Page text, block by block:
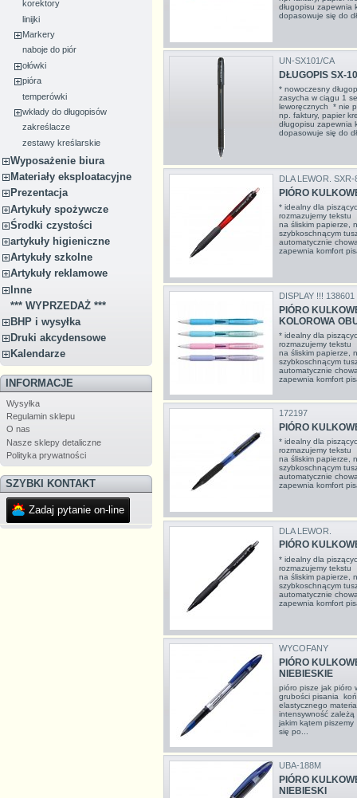
korektory
linijki
Markery
naboje do piór
ołówki
pióra
temperówki
wkłady do długopisów
zakreślacze
zestawy kreślarskie
Wyposażenie biura
Materiały eksploatacyjne
Prezentacja
Artykuły spożywcze
Środki czystości
artykuły higieniczne
Artykuły szkolne
Artykuły reklamowe
Inne
*** WYPRZEDAŻ ***
BHP i wysyłka
Druki akcydensowe
Kalendarze
INFORMACJE
Wysyłka
Regulamin sklepu
O nas
Nasze sklepy detaliczne
Polityka prywatności
SZYBKI KONTAKT
Zadaj pytanie on-line
długopisu
dopasowuje się do
UN-SX101/CA
DŁUGOPIS SX-
* nowoczesny
zasycha w ciągu 1
leworęcznych * nie
np. faktury, papier
długopisu
dopasowuje się do
DLA LEWOR. SXR-
PIÓRO
* idealny dla
rozmazujemy tekstu
na śliskim papierze,
szybkoschnącym
automatycznie
zapewnia komfort
DISPLAY !!! 138601
PIÓRO
KOLOROWA
* idealny dla
rozmazujemy tekstu
na śliskim papierze,
szybkoschnącym
automatycznie
zapewnia komfort
172197
PIÓRO
* idealny dla
rozmazujemy tekstu
na śliskim papierze,
szybkoschnącym
automatycznie
zapewnia komfort
DLA LEWOR.
PIÓRO
* idealny dla
rozmazujemy tekstu
na śliskim papierze,
szybkoschnącym
automatycznie
zapewnia komfort
WYCOFANY
PIÓRO
NIEBIESKIE
pióro pisze jak pióro
grubości pisania
elastycznego
intensywność zależą
jakim kątem
się po...
UBA-188M
PIÓRO
NIEBIESKI